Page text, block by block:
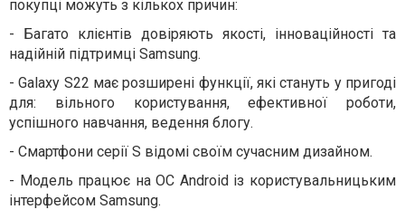
покупці можуть з кількох причин:
- Багато клієнтів довіряють якості, інноваційності та
надійній підтримці Samsung.
-Galaxy S22 має розширені функції, які стануть у пригоді
для: вільного користування, ефективної роботи,
успішного навчання, ведення блогу.
- Смартфони серії S відомі своїм сучасним дизайном.
- Модель працює на ОС Android із користувальницьким
інтерфейсом Samsung.